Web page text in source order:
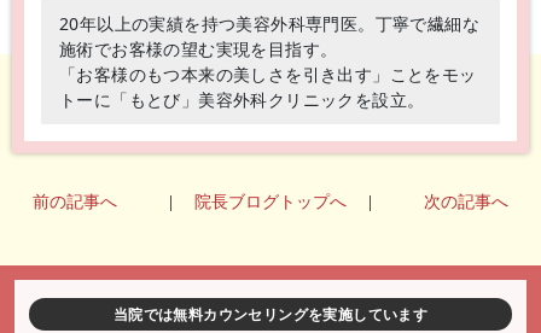
20年以上の実績を持つ美容外科専門医。丁寧で繊細な
施術でお客様の望む実現を目指す。
「お客様のもつ本来の美しさを引き出す」ことをモッ
トーに「もとび」美容外科クリニックを設立。
前の記事へ 院長ブログトップへ 次の記事へ
当院では無料カウンセリングを実施しています